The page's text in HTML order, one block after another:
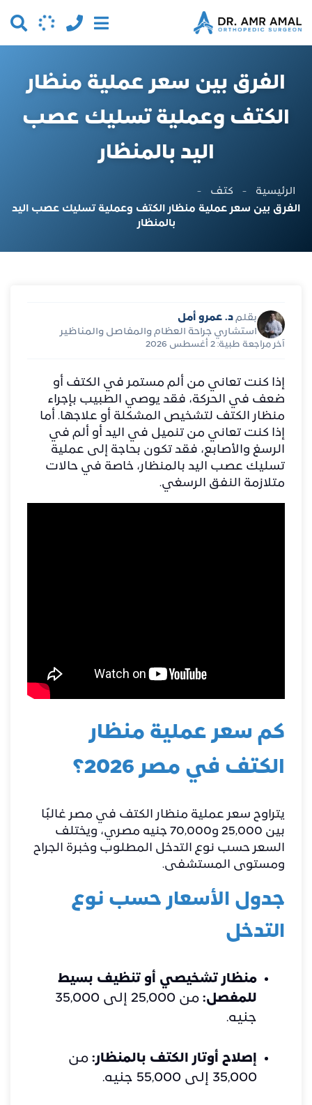
الفرق بين سعر عملية منظار
الكتف وعملية تسليك عصب
اليد بالمنظار
الرئيسية - كتف
-
الفرق بين سعر عملية منظار الكتف وعملية تسليك عصب اليد
بالمنظار
بقلم د. عمرو أمل
استشاري جراحة العظام والمفاصل والمناظير
آخر مراجعة طبية: 2 أغسطس 2026
إذا كنت تعاني من ألم مستمر في الكتف أو
ضعف في الحركة، فقد يوصي الطبيب بإجراء
منظار الكتف لتشخيص المشكلة أو علاجها. أما
إذا كنت تعاني من تنميل في اليد أو ألم في
الرسغ والأصابع، فقد تكون بحاجة إلى عملية
تسليك عصب اليد بالمنظار، خاصة في حالات
متلازمة النفق الرسغي.
كم سعر عملية منظار
الكتف في مصر 2026؟
يتراوح سعر عملية منظار الكتف في مصر غالبًا
بين 25,000 و70,000 جنيه مصري، ويختلف
السعر حسب نوع التدخل المطلوب وخبرة الجراح
ومستوى المستشفى.
جدول الأسعار حسب نوع
التدخل
منظار تشخيصي أو تنظيف بسيط
للمفصل:
من 25,000 إلى 35,000
جنيه.
إصلاح أوتار الكتف بالمنظار: من
35,000 إلى 55,000 جنيه.